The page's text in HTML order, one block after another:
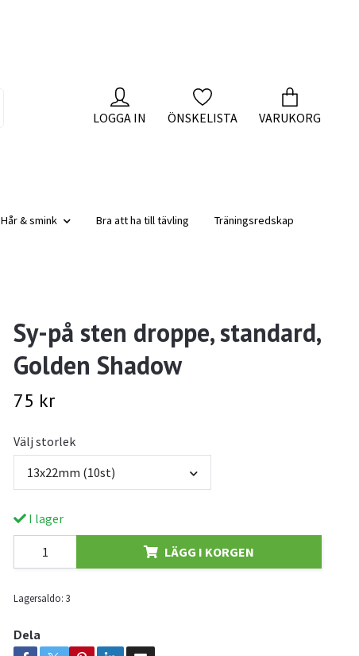
LOGGA IN ÖNSKELISTA VARUKORG
Hår & smink Bra att ha till tävling
Träningsredskap
Sy-på sten droppe, standard,
Golden Shadow
75 kr
Välj storlek
13x22mm (10st)
I lager
LÄGG I KORGEN
Lagersaldo: 3
Dela